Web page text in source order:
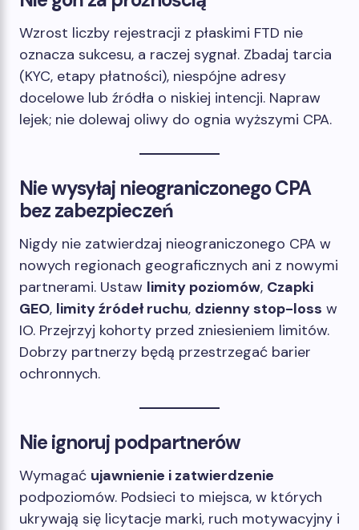
Wzrost liczby rejestracji z płaskimi FTD nie
oznacza sukcesu, a raczej sygnał. Zbadaj tarcia
(KYC, etapy płatności), niespójne adresy
docelowe lub źródła o niskiej intencji. Napraw
lejek; nie dolewaj oliwy do ognia wyższymi CPA.
Nie wysyłaj nieograniczonego CPA
bez zabezpieczeń
Nigdy nie zatwierdzaj nieograniczonego CPA w
nowych regionach geograficznych ani z nowymi
partnerami. Ustaw limity poziomów, Czapki
GEO, limity źródeł ruchu, dzienny stop-loss w
IO. Przejrzyj kohorty przed zniesieniem limitów.
Dobrzy partnerzy będą przestrzegać barier
ochronnych.
Nie ignoruj ​​podpartnerów
Wymagać ujawnienie i zatwierdzenie
podpoziomów. Podsieci to miejsca, w których
ukrywają się licytacje marki, ruch motywacyjny i